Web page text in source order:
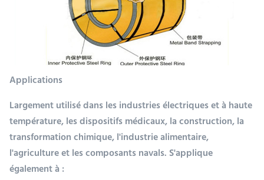
Applications
Largement utilisé dans les industries électriques et à haute
température, les dispositifs médicaux, la construction, la
transformation chimique, l'industrie alimentaire,
l'agriculture et les composants navals. S'applique
également à :